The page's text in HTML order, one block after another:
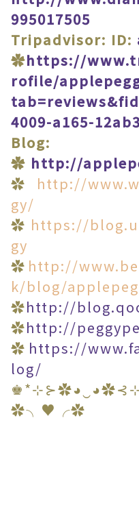
995017505
Tripadvisor: ID:
✿https://
rofile/
4009-a165-
Blog:
✿ http://
✿ http://
gy/
✿ https://
gy
✿ http://
k/blog/
✿http://
✿http://
✿ https://
log/
✿╮♥╭✿